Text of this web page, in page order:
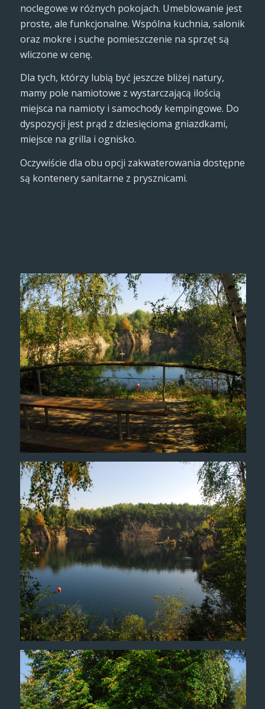
noclegowe w różnych pokojach. Umeblowanie jest
proste, ale funkcjonalne. Wspólna kuchnia, salonik
oraz mokre i suche pomieszczenie na sprzęt są
wliczone w cenę.
Dla tych, którzy lubią być jeszcze bliżej natury,
mamy pole namiotowe z wystarczającą ilością
miejsca na namioty i samochody kempingowe. Do
dyspozycji jest prąd z dziesięcioma gniazdkami,
miejsce na grilla i ognisko.
Oczywiście dla obu opcji zakwaterowania dostępne
są kontenery sanitarne z prysznicami.